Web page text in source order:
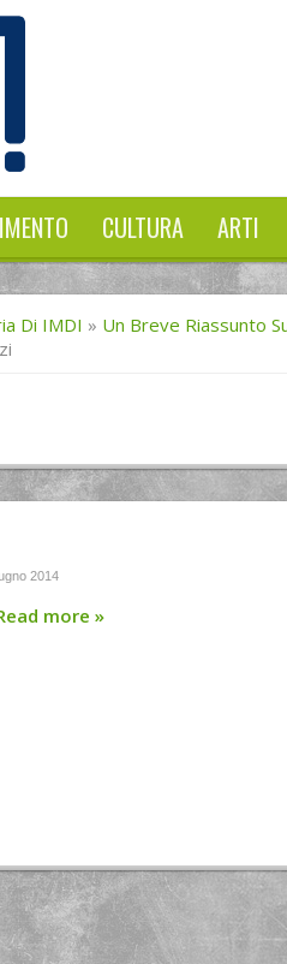
CULTURA ARTI
Di IMDI » Un Breve Riassunto
2014
more »